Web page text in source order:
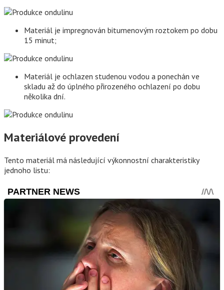
Materiál je impregnován bitumenovým roztokem po dobu
15 minut;
Materiál je ochlazen studenou vodou a ponechán ve
skladu až do úplného přirozeného ochlazení po dobu
několika dní.
Materiálové provedení
Tento materiál má následující výkonnostní charakteristiky
jednoho listu: